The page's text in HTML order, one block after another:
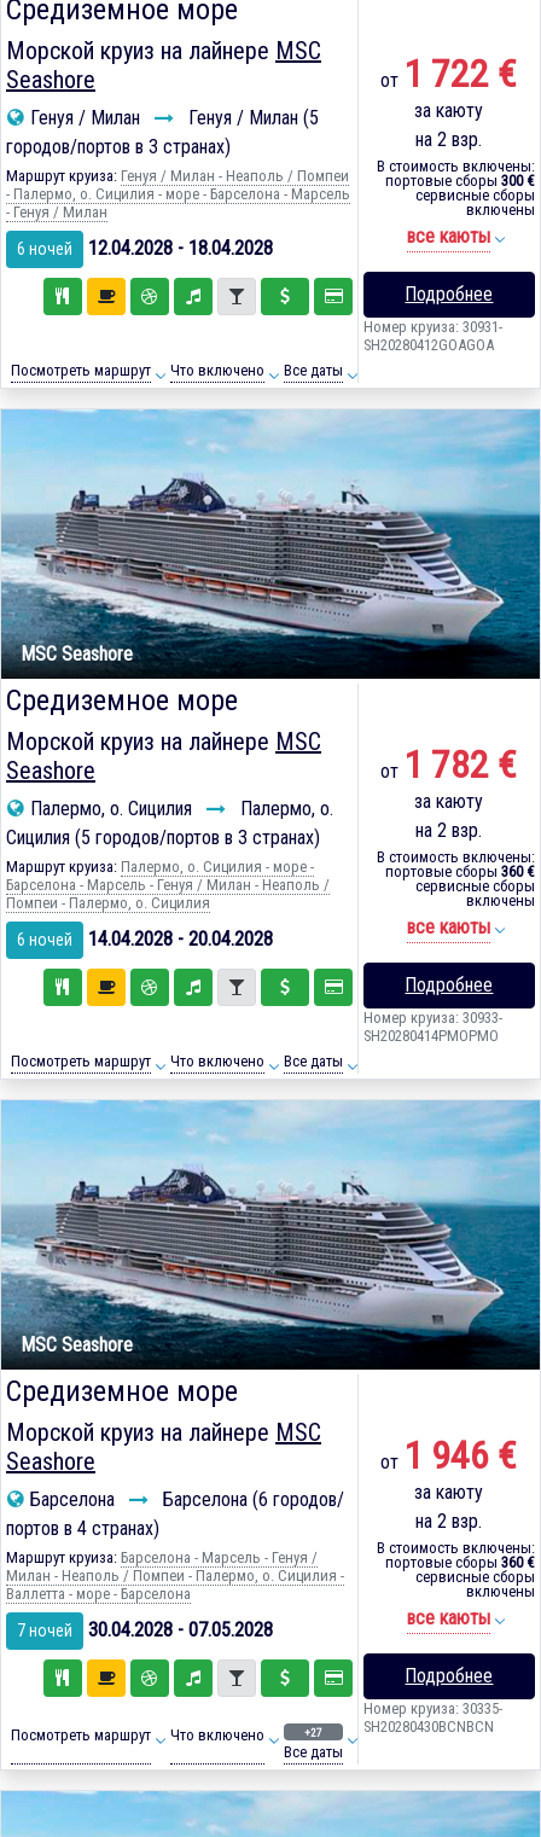
Средиземное море
Морской круиз на лайнере MSC
Seashore
Генуя / Милан
Генуя / Милан (5
городов/портов в 3 странах)
Маршрут круиза: Генуя / Милан - Неаполь / Помпеи
- Палермо, о. Сицилия - море - Барселона - Марсель
- Генуя / Милан
6 ночей 12.04.2028 - 18.04.2028
Посмотреть маршрут Что включено Все даты
от 1 722 €
за каюту
на 2 взр.
В стоимость включены:
портовые сборы 300 €
сервисные сборы
включены
все каюты
Подробнее
Номер круиза: 30931-
SH20280412GOAGOA
MSC Seashore
Средиземное море
Морской круиз на лайнере MSC
Seashore
Палермо, о. Сицилия
Палермо, о.
Сицилия (5 городов/портов в 3 странах)
Маршрут круиза: Палермо, о. Сицилия - море -
Барселона - Марсель - Генуя / Милан - Неаполь /
Помпеи - Палермо, о. Сицилия
6 ночей 14.04.2028 - 20.04.2028
Посмотреть маршрут Что включено Все даты
от 1 782 €
за каюту
на 2 взр.
В стоимость включены:
портовые сборы 360 €
сервисные сборы
включены
все каюты
Подробнее
Номер круиза: 30933-
SH20280414PMOPMO
MSC Seashore
Средиземное море
Морской круиз на лайнере MSC
Seashore
Барселона
Барселона (6 городов/
портов в 4 странах)
Маршрут круиза: Барселона - Марсель - Генуя /
Милан - Неаполь / Помпеи - Палермо, о. Сицилия -
Валлетта - море - Барселона
7 ночей 30.04.2028 - 07.05.2028
Посмотреть маршрут Что включено +27
Все даты
от 1 946 €
за каюту
на 2 взр.
В стоимость включены:
портовые сборы 360 €
сервисные сборы
включены
все каюты
Подробнее
Номер круиза: 30335-
SH20280430BCNBCN